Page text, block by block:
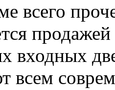
входных
всем